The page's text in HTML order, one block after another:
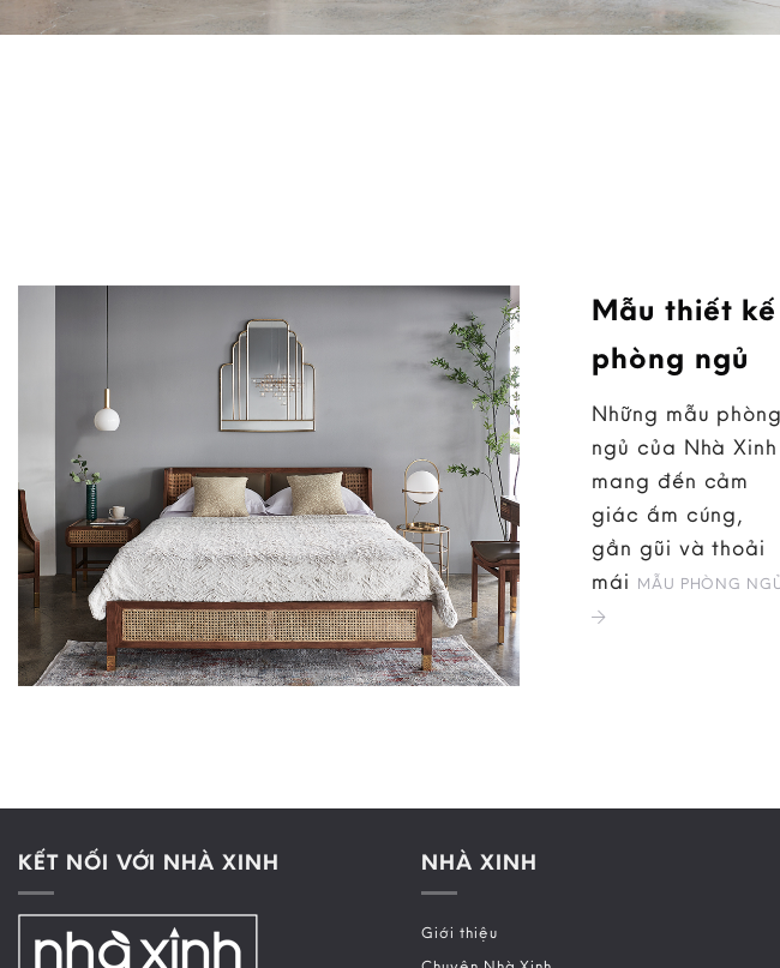
Mẫu thiết kế
phòng ngủ
Những mẫu phòng
ngủ của Nhà Xinh
mang đến cảm
giác ấm cúng,
gần gũi và thoải
mái MẪU PHÒNG
KẾT NỐI VỚI NHÀ XINH NHÀ XINH
Giới thiệu